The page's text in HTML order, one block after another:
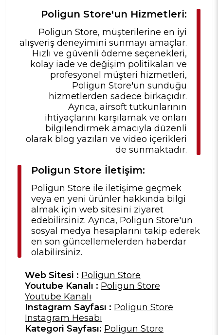
Poligun Store'un Hizmetleri:
Poligun Store, müşterilerine en iyi
alışveriş deneyimini sunmayı amaçlar.
Hızlı ve güvenli ödeme seçenekleri,
kolay iade ve değişim politikaları ve
profesyonel müşteri hizmetleri,
Poligun Store'un sunduğu
hizmetlerden sadece birkaçıdır.
Ayrıca, airsoft tutkunlarının
ihtiyaçlarını karşılamak ve onları
bilgilendirmek amacıyla düzenli
olarak blog yazıları ve video içerikleri
de sunmaktadır.
Poligun Store İletişim:
Poligun Store ile iletişime geçmek
veya en yeni ürünler hakkında bilgi
almak için web sitesini ziyaret
edebilirsiniz. Ayrıca, Poligun Store'un
sosyal medya hesaplarını takip ederek
en son güncellemelerden haberdar
olabilirsiniz.
Web Sitesi : Poligun Store
Youtube Kanalı : Poligun Store
Youtube Kanalı
Instagram Sayfası : Poligun Store
Instagram Hesabı
Kategori Sayfası: Poligun Store